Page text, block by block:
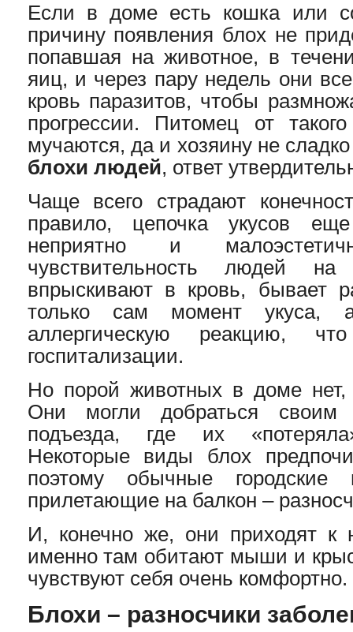
Если в доме есть кошка или
причину появления блох не
попавшая на животное, в
яиц, и через пару недель они
кровь паразитов, чтобы
прогрессии. Питомец от
мучаются, да и хозяину не
блохи людей, ответ
Чаще всего страдают
правило, цепочка укусов
неприятно и
чувствительность людей
впрыскивают в кровь, бывает
только сам момент укуса,
аллергическую реакцию,
госпитализации.
Но порой животных в доме
Они могли добраться
подъезда, где их
Некоторые виды блох
поэтому обычные городские
прилетающие на балкон –
И, конечно же, они приходят к
именно там обитают мыши и
чувствуют себя очень комфортно.
Блохи – разносчики